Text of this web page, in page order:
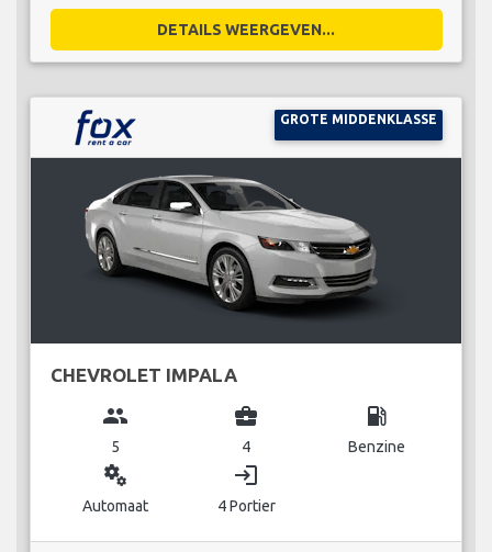
DETAILS WEERGEVEN...
GROTE MIDDENKLASSE
CHEVROLET IMPALA
group
5
business_center
4
local_gas_station
Benzine
miscellaneous_services
Automaat
login
4 Portier